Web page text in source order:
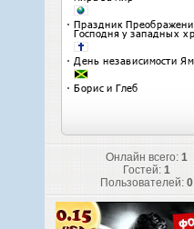
Онлайн всего: 1
Гостей: 1
Пользователей: 0